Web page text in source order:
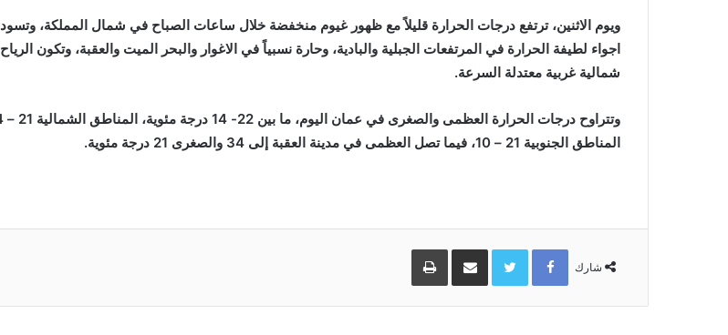
ويوم الاثنين، ترتفع درجات الحرارة قليلاً مع ظهور غيوم منخفضة خلال ساعات الصباح في شمال المملكة، وتسود
اجواء لطيفة الحرارة في المرتفعات الجبلية والبادية، وحارة نسبياً في الاغوار والبحر الميت والعقبة، وتكون الرياح
شمالية غربية معتدلة السرعة.
المناطق الجنوبية 21 – 10، فيما تصل العظمى في مدينة العقبة إلى 34 والصغرى 21 درجة مئوية.
شارك
Facebook
Twitterمشاركة
البريد
طباعة